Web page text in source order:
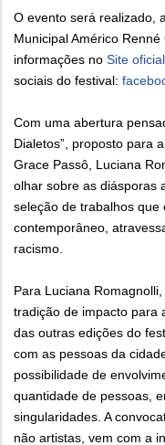
O evento será realizado,
Municipal Américo
informações no Site
sociais do festival:
Com uma abertura
Dialetos”, proposto para
Grace Passô, Luciana
olhar sobre as diásporas
seleção de trabalhos
contemporâneo,
racismo.
Para Luciana
tradição de impacto para
das outras edições do
com as pessoas da
possibilidade de
quantidade de pessoas,
singularidades. A
não artistas, vem com a